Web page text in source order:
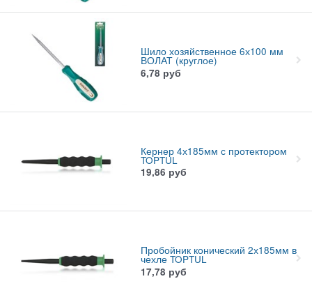
Шило хозяйственное 6х100 мм
ВОЛАТ (круглое)
6,78 руб
Кернер 4х185мм с протектором
TOPTUL
19,86 руб
Пробойник конический 2х185мм в
чехле TOPTUL
17,78 руб